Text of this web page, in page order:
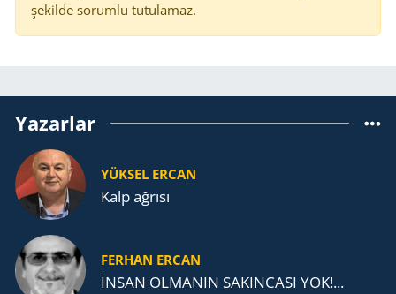
şekilde sorumlu tutulamaz.
Yazarlar
YÜKSEL ERCAN
Kalp ağrısı
FERHAN ERCAN
İNSAN OLMANIN SAKINCASI YOK!...